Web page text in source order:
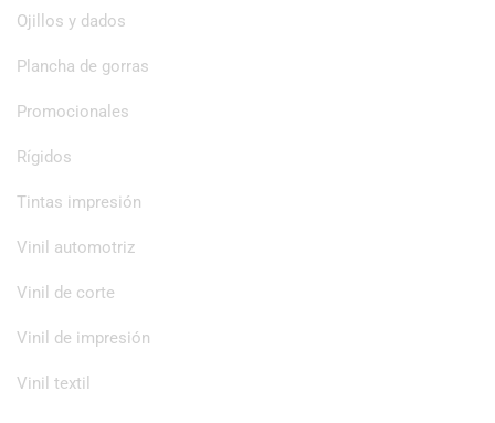
Ojillos y dados
Plancha de gorras
Promocionales
Rígidos
Tintas impresión
Vinil automotriz
Vinil de corte
Vinil de impresión
Vinil textil